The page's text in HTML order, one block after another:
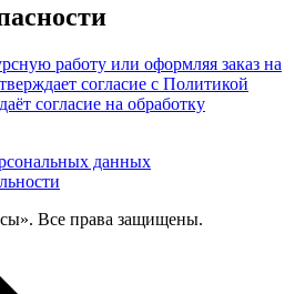
работу или оформляя заказ на
согласие с Политикой
согласие на обработку
данных
Все права защищены.